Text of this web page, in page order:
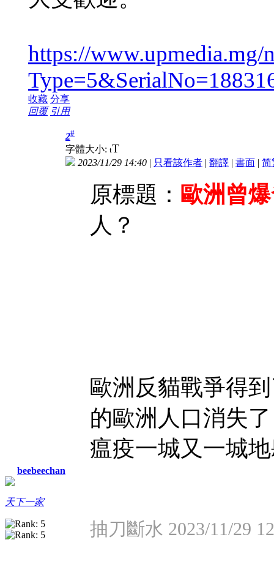
https://www.upmedia.mg/
收藏 分享
回覆 引用
beebeechan
天下一家
2#
字體大小: tT
2023/11/29 14:40 | 只看該作者 | 翻譯 | 書面 | 简
原標題： 歐洲曾
人？
歐洲反貓戰爭得
的歐洲人口消失
瘟疫一城又一城
抽刀斷水 2023/11/29